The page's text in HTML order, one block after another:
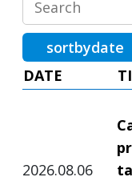
sortbydate
DATE
2026.08.06